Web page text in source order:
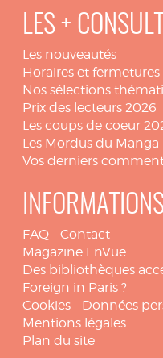
LES +
Les nouveautés
Horaires et fermetures
Nos sélections
Prix des lecteurs 2026
Les coups de coeur
Les Mordus du Manga
Vos derniers
INFORMATIONS
FAQ - Contact
Magazine EnVue
Des bibliothèques
Foreign in Paris ?
Cookies - Données
Mentions légales
Plan du site